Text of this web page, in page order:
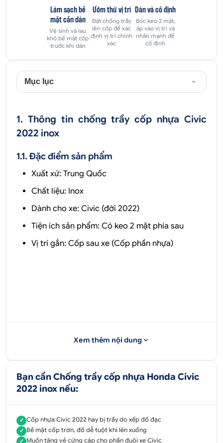
Làm sạch bề
mặt cần dán
Vệ sinh và lau
khô bề mặt cốp
trước khi dán
Ướm thử vị trí
Đặt chống trầy
lên cốp để xác
định vị trí chính
xác
Dán và cố định
Bóc keo 2 mặt,
áp vào vị trí và
nhấn mạnh để
cố định
Mục lục
1. Thông tin chống trầy cốp nhựa Civic
2022 inox
1.1. Đặc điểm sản phẩm
Xuất xứ: Trung Quốc
Chất liệu: Inox
Dành cho xe: Civic (đời 2022)
Tiện ích sản phẩm: Có keo 2 mặt phía sau
Vị trí gắn: Cốp sau xe (Cốp phần nhựa)
Xem thêm nội dung
Bạn cần Chống trầy cốp nhựa Honda Civic
2022 inox nếu:
✓ Cốp nhựa Civic 2022 hay bị trầy do xếp đồ đạc
✓ Bề mặt cốp trơn, đồ dễ tuột khi lên xuống
✓ Muốn tăng vẻ cứng cáp cho phần đuôi xe Civic